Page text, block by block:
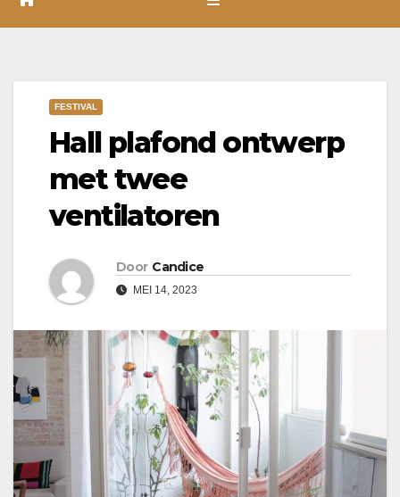
FESTIVAL
Hall plafond ontwerp
met twee
ventilatoren
Door Candice
MEI 14, 2023